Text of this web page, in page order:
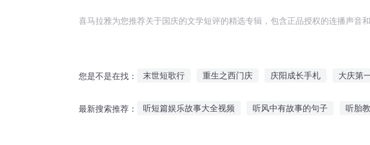
喜马拉雅为您推荐关于国庆的文学短评的精选专辑，包含正品授权的连播声音
您是不是在找： 末世短歌行 重生之西门庆 庆阳成长手札 大庆第
最新搜索推荐： 听短篇娱乐故事大全视频 听风中有故事的句子 听胎